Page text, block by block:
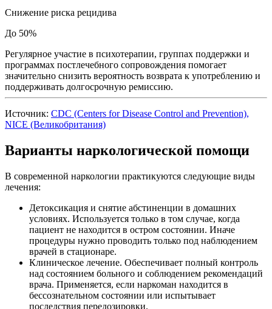
Снижение риска рецидива
До 50%
Регулярное участие в психотерапии, группах поддержки и
программах постлечебного сопровождения помогает
значительно снизить вероятность возврата к употреблению и
поддерживать долгосрочную ремиссию.
Источник: CDC (Centers for Disease Control and Prevention),
NICE (Великобритания)
Варианты наркологической помощи
В современной наркологии практикуются следующие виды
лечения:
Детоксикация и снятие абстиненции в домашних
условиях. Используется только в том случае, когда
пациент не находится в остром состоянии. Иначе
процедуры нужно проводить только под наблюдением
врачей в стационаре.
Клиническое лечение. Обеспечивает полный контроль
над состоянием больного и соблюдением рекомендаций
врача. Применяется, если наркоман находится в
бессознательном состоянии или испытывает
последствия передозировки.